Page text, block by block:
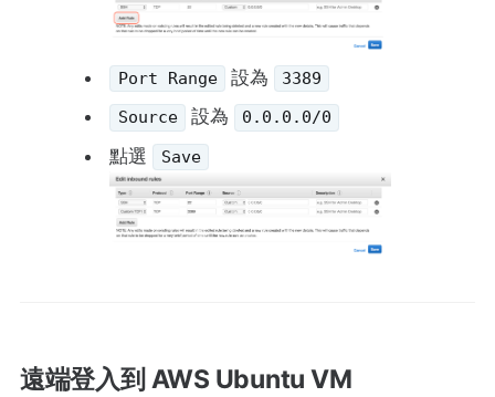
Port Range 設為
3389
Source
設為 0.0.0.0/0
點選 Save
遠端登入到 AWS Ubuntu VM